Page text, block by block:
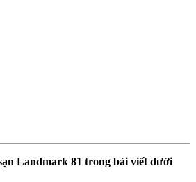
Landmark 81 trong bài viết dưới